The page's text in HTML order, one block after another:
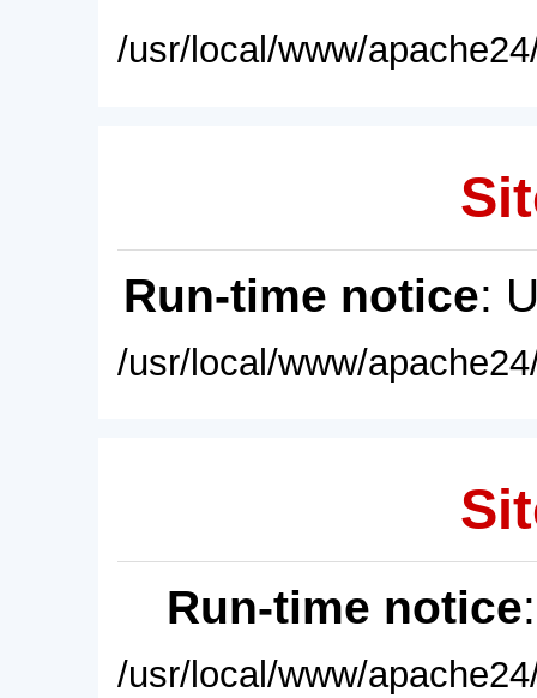
/usr/local/www/
Run-time notice:
/usr/local/www/
Run-time notice
/usr/local/www/